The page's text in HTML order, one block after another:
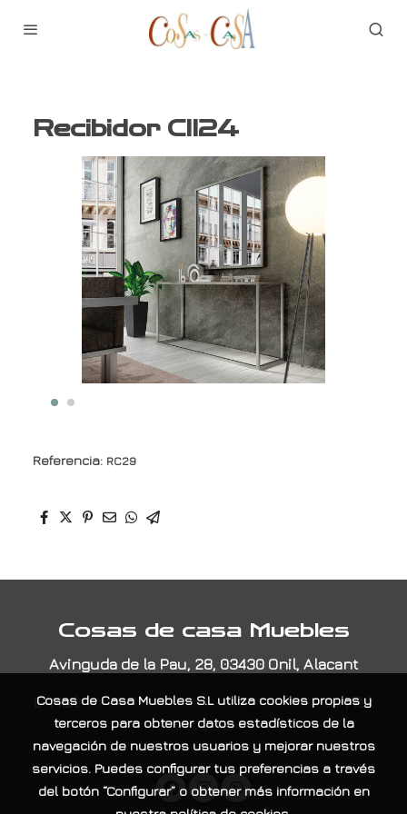
Recibidor CII24
Referencia: RC29
Cosas de casa Muebles
Avinguda de la Pau, 28, 03430 Onil, Alacant
E-Mail:contacta@cosasdecasamuebles.com|Tel:
965565404
Cosas de Casa Muebles S.Lutiliza cookies propias y
terceros para obtener datos estadísticos de la
navegación de nuestros usuarios y mejorar nuestros
servicios. Puedes configurar tus preferencias a través
del botón “Configurar” o obtener más información en